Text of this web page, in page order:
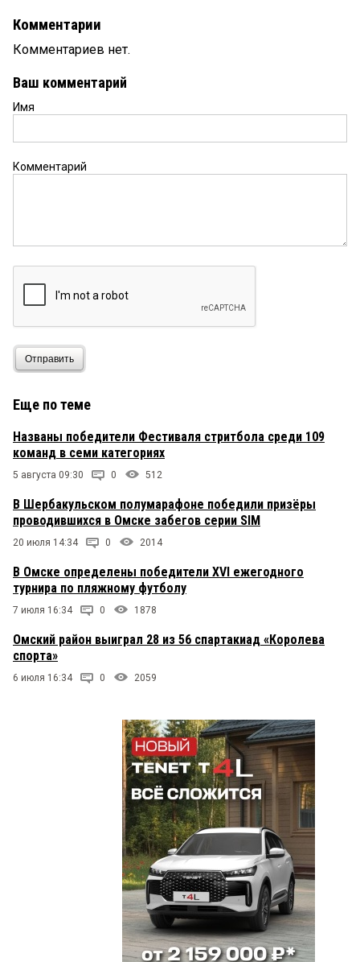
Комментарии
Комментариев нет.
Ваш комментарий
Имя
Комментарий
Отправить
Еще по теме
Названы победители Фестиваля стритбола среди 109
команд в семи категориях
5 августа 09:30 0 512
В Шербакульском полумарафоне победили призёры
проводившихся в Омске забегов серии SIM
20 июля 14:34 0 2014
В Омске определены победители XVI ежегодного
турнира по пляжному футболу
7 июля 16:34 0 1878
Омский район выиграл 28 из 56 спартакиад «Королева
спорта»
6 июля 16:34 0 2059